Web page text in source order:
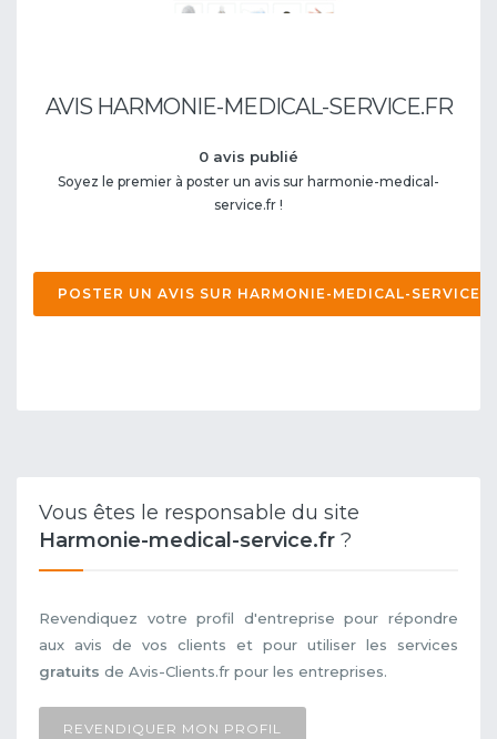
AVIS HARMONIE-MEDICAL-SERVICE.FR
0 avis publié
Soyez le premier à poster un avis sur harmonie-medical-
service.fr !
POSTER UN AVIS SUR HARMONIE-MEDICAL-SERVICE
Vous êtes le responsable du site
Harmonie-medical-service.fr ?
Revendiquez votre profil d'entreprise pour répondre
aux avis de vos clients et pour utiliser les services
gratuits de Avis-Clients.fr pour les entreprises.
REVENDIQUER MON PROFIL